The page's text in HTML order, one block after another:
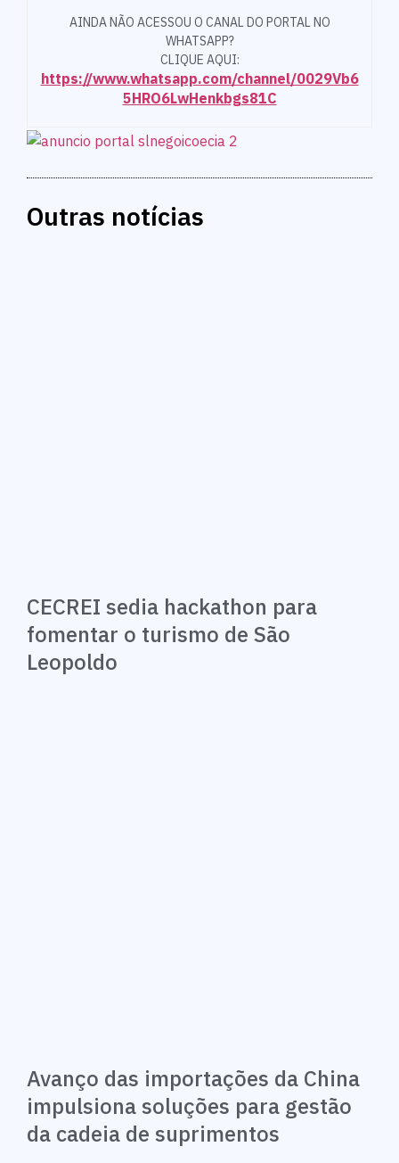
AINDA NÃO ACESSOU O CANAL DO PORTAL NO
WHATSAPP?
CLIQUE AQUI:
https://www.whatsapp.com/channel/0029Vb6
5HRO6LwHenkbgs81C
Outras notícias
CECREI sedia hackathon para
fomentar o turismo de São
Leopoldo
Avanço das importações da China
impulsiona soluções para gestão
da cadeia de suprimentos